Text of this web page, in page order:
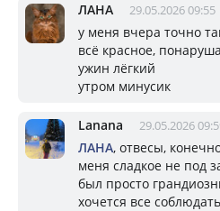
ЛАНА 29.05.2026 09:55
у меня вчера точно
всё красное,
ужин лёгкий
утром минусик
Lanana 29.05.2026
ЛАНА, отвесы,
меня сладкое не под
был просто
хочется все